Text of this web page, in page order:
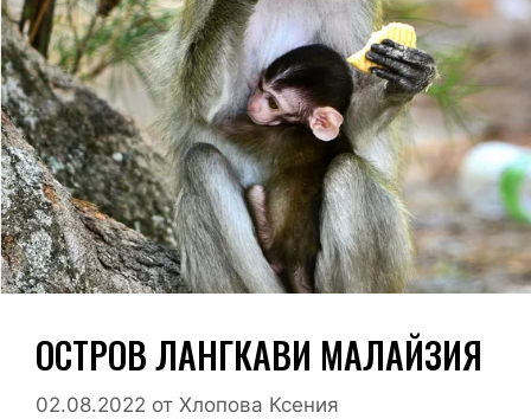
ОСТРОВ ЛАНГКАВИ МАЛАЙЗИЯ
02.08.2022 от Хлопова Ксения